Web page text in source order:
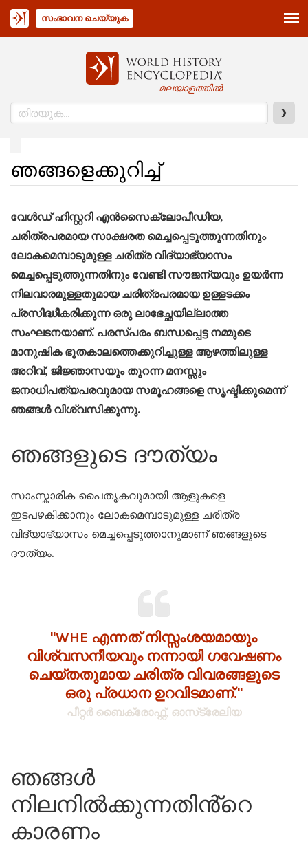
മലയാളത്തിൽ
❯
സംഭാവന ചെയ്യുക
ഞങ്ങളെക്കുറിച്ച്
വേൾഡ് ഹിസ്റ്ററി എൻസൈക്ലോപീഡിയ,
ചരിത്രപരമായ സാക്ഷരത മെച്ചപ്പെടുത്തുന്നതിനും
ലോകമെമ്പാടുമുള്ള ചരിത്ര വിദ്യാഭ്യാസം
മെച്ചപ്പെടുത്തുന്നതിനും വേണ്ടി സൗജന്യവും ഉയർന്ന
നിലവാരമുള്ളതുമായ ചരിത്രപരമായ ഉള്ളടക്കം
പ്രസിദ്ധീകരിക്കുന്ന ഒരു ലാഭേച്ഛയില്ലാത്ത
സംഘടനയാണ്. പരസ്പരം ബന്ധപ്പെട്ട നമ്മുടെ
മാനുഷിക ഭൂതകാലത്തെക്കുറിച്ചുള്ള ആഴത്തിലുള്ള
അറിവ്, ജിജ്ഞാസയും തുറന്ന മനസ്സും
ജനാധിപത്യപരവുമായ സമൂഹങ്ങളെ സൃഷ്ടിക്കുമെന്ന്
ഞങ്ങൾ വിശ്വസിക്കുന്നു.
ഞങ്ങളുടെ ദൗത്യം
സാംസ്കാരിക പൈതൃകവുമായി ആളുകളെ
ഇടപഴകിക്കാനും ലോകമെമ്പാടുമുള്ള ചരിത്ര
വിദ്യാഭ്യാസം മെച്ചപ്പെടുത്താനുമാണ് ഞങ്ങളുടെ
ദൗത്യം.
"WHE എന്നത് നിസ്സംശയമായും
വിശ്വസനീയവും നന്നായി ഗവേഷണം
ചെയ്തതുമായ ചരിത്ര വിവരങ്ങളുടെ
ഒരു പ്രധാന ഉറവിടമാണ്."
പീറ്റർ ബൈക്രോഫ്റ്റ്, ഓസ്‌ട്രേലിയ
ഞങ്ങൾ
നിലനിൽക്കുന്നതിൻ്റെ
കാരണം